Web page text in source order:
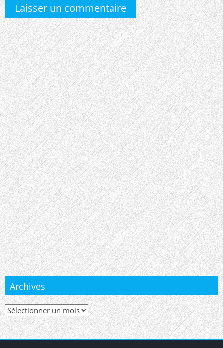
Laisser un commentaire
Archives
Archives